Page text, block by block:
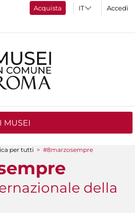
Acquista Accedi
MUSEI
per tutti > #8marzosempre
della